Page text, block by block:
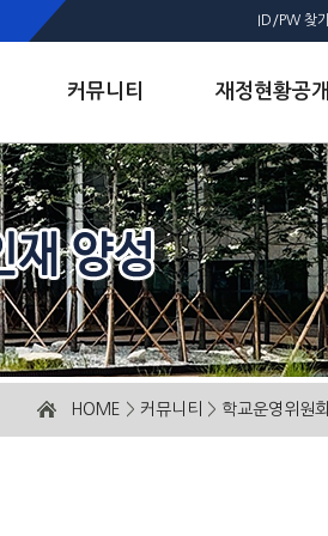
ID/PW 찾기
커뮤니티 재정현황공개
HOME > 커뮤니티 > 학교운영위원회